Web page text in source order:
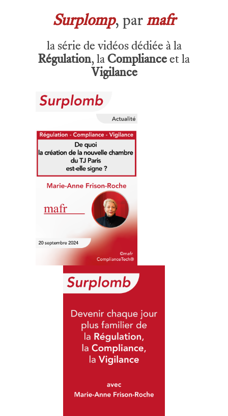
Surplomp, parmafr
la série de vidéos dédiée à la
Régulation, laComplianceet la
Vigilance